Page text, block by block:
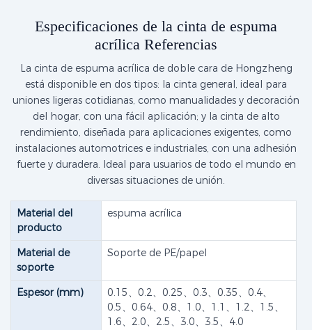
Especificaciones de la cinta de espuma
acrílica Referencias
La cinta de espuma acrílica de doble cara de Hongzheng
está disponible en dos tipos: la cinta general, ideal para
uniones ligeras cotidianas, como manualidades y decoración
del hogar, con una fácil aplicación; y la cinta de alto
rendimiento, diseñada para aplicaciones exigentes, como
instalaciones automotrices e industriales, con una adhesión
fuerte y duradera. Ideal para usuarios de todo el mundo en
diversas situaciones de unión.
Material del
producto
espuma acrílica
Material de
soporte
Soporte de PE/papel
Espesor (mm)
0.15、0.2、0.25、0.3、0.35、0.4、
0.5、0.64、0.8、1.0、1.1、1.2、1.5、
1.6、2.0、2.5、3.0、3.5、4.0